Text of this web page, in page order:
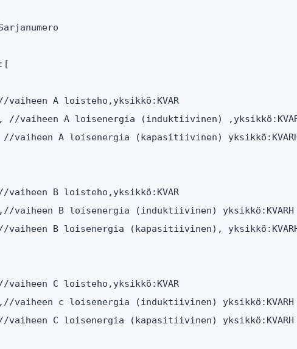
vaiheen A loisteho,yksikkö:KVAR
//vaiheen A loisenergia (induktiivinen)
vaiheen A loisenergia (kapasitiivinen)
vaiheen B loisteho,yksikkö:KVAR
vaiheen B loisenergia (induktiivinen) yksikkö:KVARH
vaiheen B loisenergia (kapasitiivinen),
vaiheen C loisteho,yksikkö:KVAR
vaiheen c loisenergia (induktiivinen) yksikkö:KVARH
vaiheen C loisenergia (kapasitiivinen) yksikkö:KVARH